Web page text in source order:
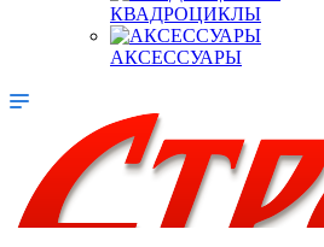
КВАДРОЦИКЛЫ
АКСЕССУАРЫ